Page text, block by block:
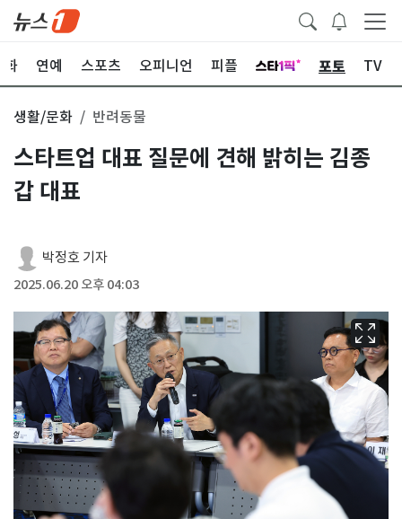
화 연예 스포츠 오피니언 피플 포토 TV
생활/문화 반려동물
스타트업 대표 질문에 견해 밝히는 김종
갑 대표
박정호 기자
2025.06.20 오후 04:03